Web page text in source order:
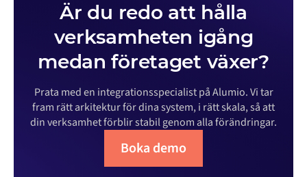
Är du redo att hålla
verksamheten igång
medan företaget växer?
Prata med en integrationsspecialist på Alumio. Vi tar
fram rätt arkitektur för dina system, i rätt skala, så att
din verksamhet förblir stabil genom alla förändringar.
Boka demo